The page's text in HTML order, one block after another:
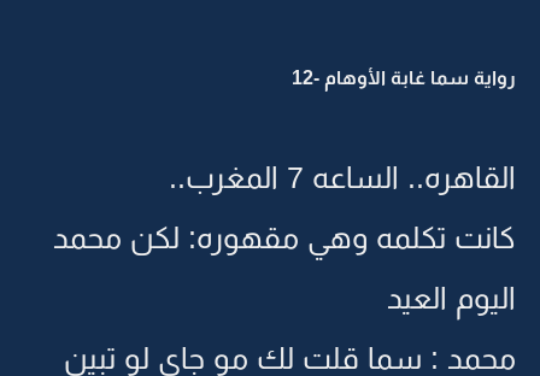
رواية سما غابة الأوهام -12
القاهره.. الساعه 7 المغرب..
كانت تكلمه وهي مقهوره: لكن محمد
اليوم العيد
محمد : سما قلت لك مو جاي لو تبين